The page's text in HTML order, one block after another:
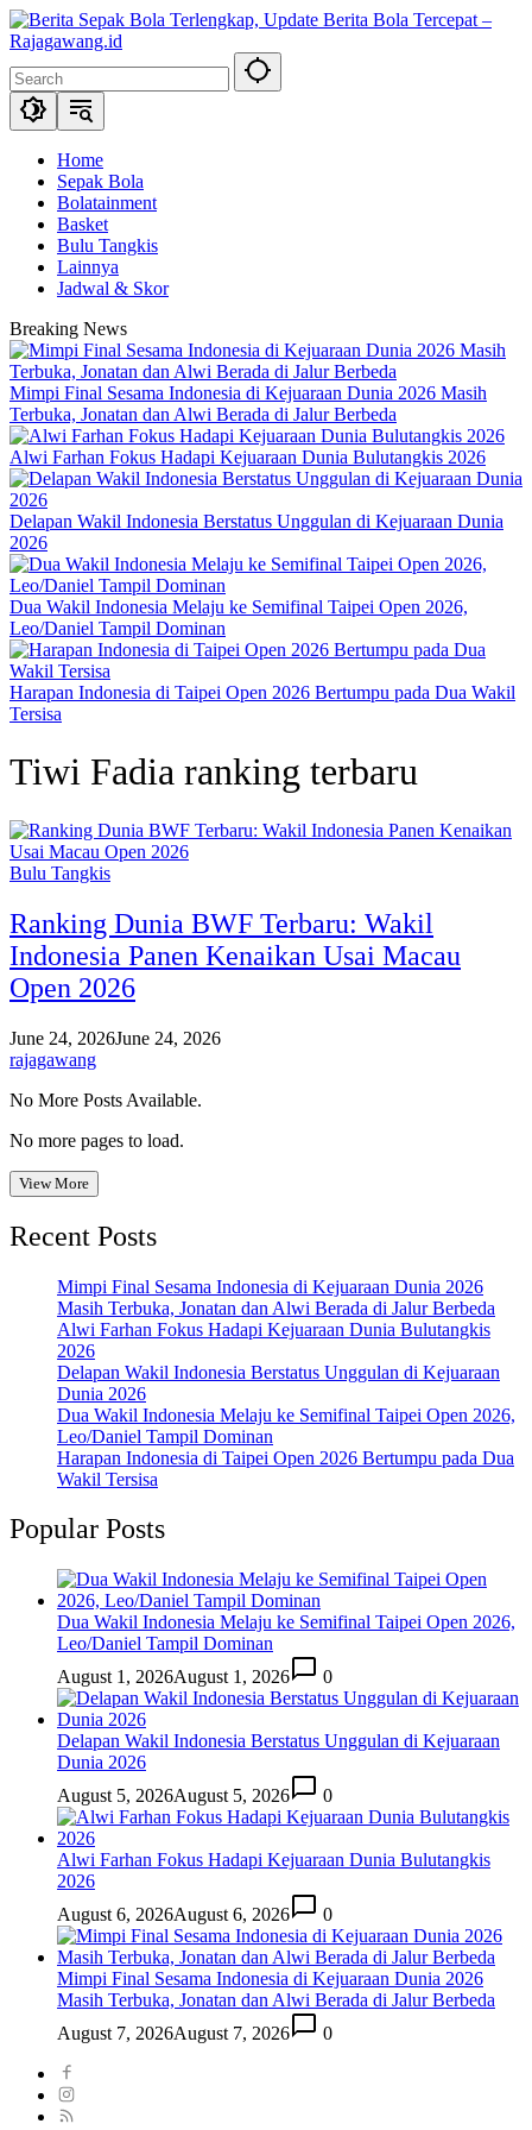
Skip
to
Home
Sepak Bola
Bolatainment
Basket
Bulu Tangkis
Lainnya
Jadwal & Skor
Breaking News
Mimpi Final Sesama Indonesia di Kejuaraan Dunia 2026 Masih
Terbuka, Jonatan dan Alwi Berada di Jalur Berbeda
Alwi Farhan Fokus Hadapi Kejuaraan Dunia Bulutangkis 2026
Delapan Wakil Indonesia Berstatus Unggulan di Kejuaraan Dunia
2026
Dua Wakil Indonesia Melaju ke Semifinal Taipei Open 2026,
Leo/Daniel Tampil Dominan
Harapan Indonesia di Taipei Open 2026 Bertumpu pada Dua Wakil
Tersisa
Tiwi Fadia ranking terbaru
Bulu Tangkis
Ranking Dunia BWF Terbaru: Wakil
Indonesia Panen Kenaikan Usai Macau
Open 2026
June 24, 2026June 24, 2026
rajagawang
No More Posts Available.
No more pages to load.
View More
Recent Posts
Mimpi Final Sesama Indonesia di Kejuaraan Dunia 2026
Masih Terbuka, Jonatan dan Alwi Berada di Jalur Berbeda
Alwi Farhan Fokus Hadapi Kejuaraan Dunia Bulutangkis
2026
Delapan Wakil Indonesia Berstatus Unggulan di Kejuaraan
Dunia 2026
Dua Wakil Indonesia Melaju ke Semifinal Taipei Open 2026,
Leo/Daniel Tampil Dominan
Harapan Indonesia di Taipei Open 2026 Bertumpu pada Dua
Wakil Tersisa
Popular Posts
Dua Wakil Indonesia Melaju ke Semifinal Taipei Open 2026,
Leo/Daniel Tampil Dominan
August 1, 2026August 1, 2026 0
Delapan Wakil Indonesia Berstatus Unggulan di Kejuaraan
Dunia 2026
August 5, 2026August 5, 2026 0
Alwi Farhan Fokus Hadapi Kejuaraan Dunia Bulutangkis
2026
August 6, 2026August 6, 2026 0
Mimpi Final Sesama Indonesia di Kejuaraan Dunia 2026
Masih Terbuka, Jonatan dan Alwi Berada di Jalur Berbeda
August 7, 2026August 7, 2026 0